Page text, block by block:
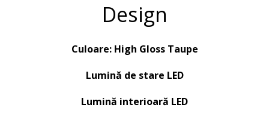
Design
Culoare: High Gloss Taupe
Lumină de stare LED
Lumină interioară LED